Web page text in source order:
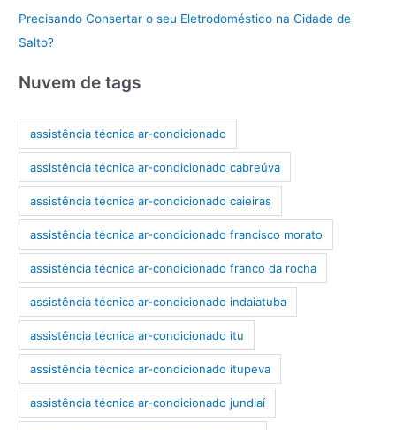
Precisando Consertar o seu Eletrodoméstico na Cidade de
Salto?
Nuvem de tags
assistência técnica ar-condicionado
assistência técnica ar-condicionado cabreúva
assistência técnica ar-condicionado caieiras
assistência técnica ar-condicionado francisco morato
assistência técnica ar-condicionado franco da rocha
assistência técnica ar-condicionado indaiatuba
assistência técnica ar-condicionado itu
assistência técnica ar-condicionado itupeva
assistência técnica ar-condicionado jundiaí